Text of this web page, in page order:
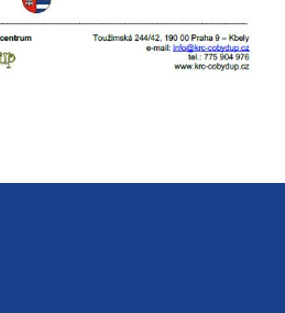
Personalizované
soubory cookie
abychom